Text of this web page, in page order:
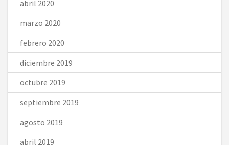
abril 2020
marzo 2020
febrero 2020
diciembre 2019
octubre 2019
septiembre 2019
agosto 2019
abril 2019